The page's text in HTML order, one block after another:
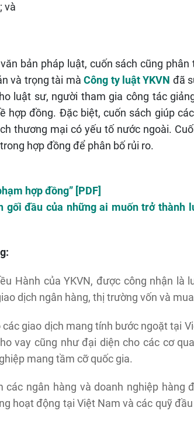
và
bản pháp luật, cuốn sách cũng phân
và trọng tài màCông ty luật YKVN đã
luật sư, người tham gia công tác
hợp đồng. Đặc biệt, cuốn sách giúp
thương mại có yếu tố nước ngoài.
hợp đồng để phân bố rủi ro.
hợp đồng” [PDF]
gối đầu của những ai muốn trở thành
Hành của YKVN, được công nhận là
dịch ngân hàng, thị trường vốn và
giao dịch mang tính bước ngoặt tại
vay cũng như đại diện cho các cơ
mang tầm cỡ quốc gia.
các ngân hàng và doanh nghiệp hàng
hoạt động tại Việt Nam và các quỹ